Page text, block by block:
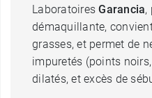
LaboratoiresGarancia,
démaquillante,
grasses, et permet de
impuretés (points
dilatés, et excès de